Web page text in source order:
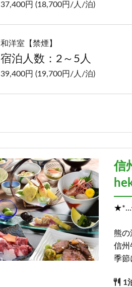
37,400円 (18,700円/人/泊)
和洋室【禁煙】
宿泊人数：2～5人
39,400円 (19,700円/人/泊)
信
熊の
信州
季節
1